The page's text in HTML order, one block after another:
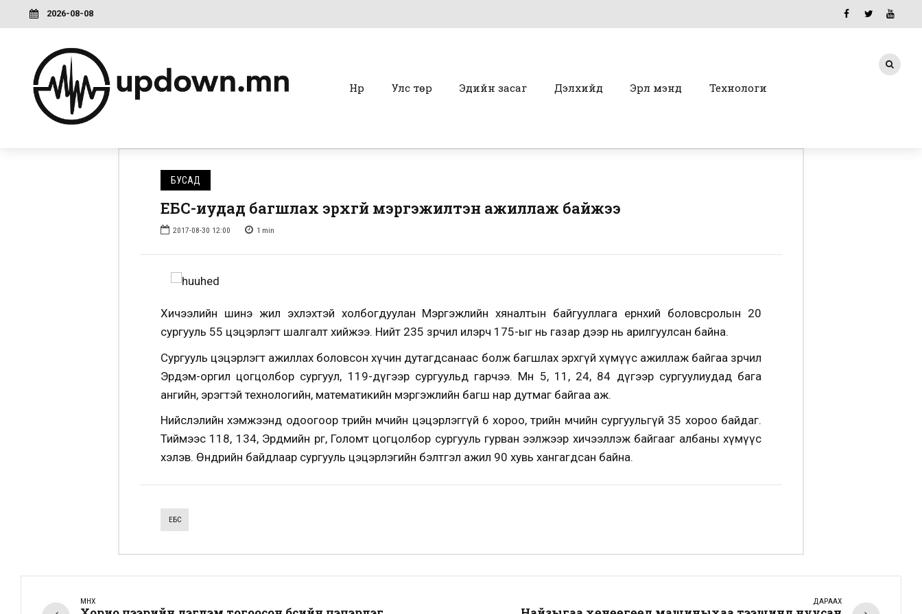
2026-08-08
Нүүр Улс төр Эдийн засаг Дэлхийд Эрүүл мэнд Технологи
БУСАД
ЕБС-иудад багшлах эрхгүй мэргэжилтэн ажиллаж байжээ
2017-08-30 12:00 1 min
Хичээлийн шинэ жил эхлэхтэй холбогдуулан Мэргэжлийн хяналтын байгууллага ерөнхий боловсролын 20
сургууль 55 цэцэрлэгт шалгалт хийжээ. Нийт 235 зөрчил илэрч 175-ыг нь газар дээр нь арилгуулсан байна.
Сургууль цэцэрлэгт ажиллах боловсон хүчин дутагдсанаас болж багшлах эрхгүй хүмүүс ажиллаж байгаа зөрчил
Эрдэм-оргил цогцолбор сургуул, 119-дүгээр сургуульд гарчээ. Мөн 5, 11, 24, 84 дүгээр сургуулиудад бага
ангийн, эрэгтэй технологийн, математикийн мэргэжлийн багш нар дутмаг байгаа аж.
Нийслэлийн хэмжээнд одоогоор төрийн өмчийн цэцэрлэггүй 6 хороо, төрийн өмчийн сургуульгүй 35 хороо байдаг.
Тиймээс 118, 134, Эрдмийн өргөө, Голомт цогцолбор сургууль гурван ээлжээр хичээллэж байгааг албаны хүмүүс
хэлэв. Өнөөдрийн байдлаар сургууль цэцэрлэгийн бэлтгэл ажил 90 хувь хангагдсан байна.
ЕБС
ӨМНӨХ ДАРААХ